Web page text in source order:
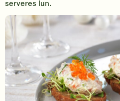
serveres lun.